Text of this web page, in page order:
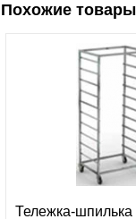
Похожие
Тележка-шпилька